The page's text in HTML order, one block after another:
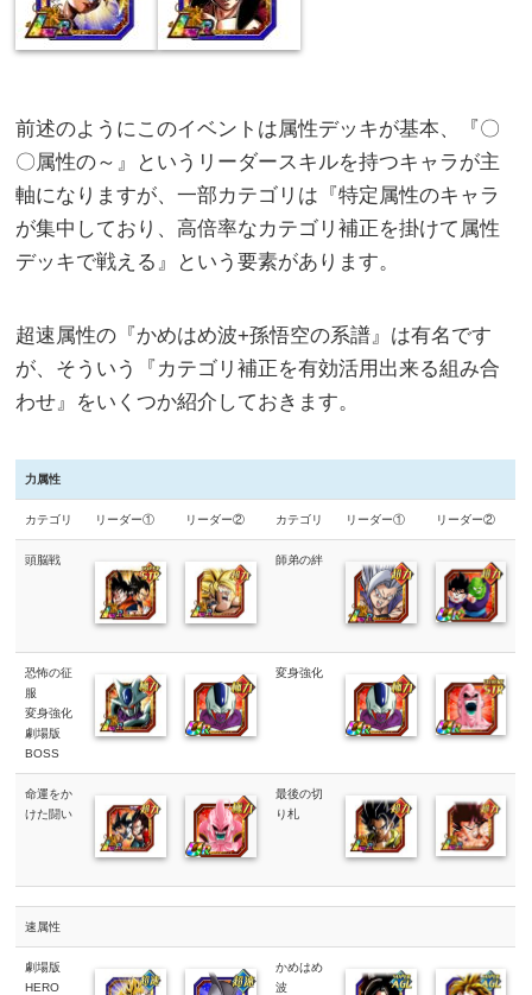
前述のようにこのイベントは属性デッキが基本、『〇
〇属性の～』というリーダースキルを持つキャラが主
軸になりますが、一部カテゴリは『特定属性のキャラ
が集中しており、高倍率なカテゴリ補正を掛けて属性
デッキで戦える』という要素があります。
超速属性の『かめはめ波+孫悟空の系譜』は有名です
が、そういう『カテゴリ補正を有効活用出来る組み合
わせ』をいくつか紹介しておきます。
力属性
カテゴリ リーダー① リーダー② カテゴリ リーダー① リーダー②
頭脳戦 師弟の絆
恐怖の征
服
変身強化
劇場版
BOSS
変身強化
命運をか
けた闘い
最後の切
り札
速属性
劇場版
HERO
かめはめ
波